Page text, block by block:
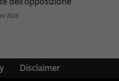
2026
Disclaimer